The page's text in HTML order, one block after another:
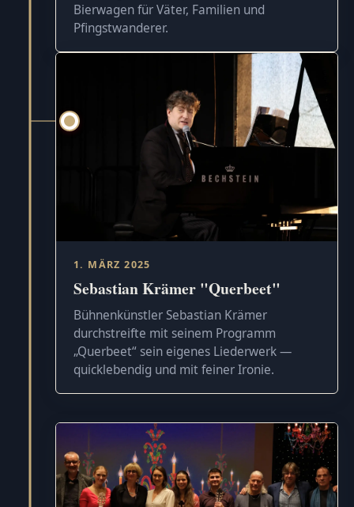
Bierwagen für Väter, Familien und
Pfingstwanderer.
1. MÄRZ 2025
Sebastian Krämer "Querbeet"
Bühnenkünstler Sebastian Krämer
durchstreifte mit seinem Programm
„Querbeet“ sein eigenes Liederwerk —
quicklebendig und mit feiner Ironie.